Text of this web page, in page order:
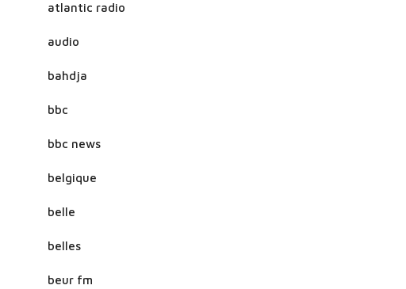
atlantic radio
audio
bahdja
bbc
bbc news
belgique
belle
belles
beur fm